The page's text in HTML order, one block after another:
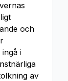
och
i
av